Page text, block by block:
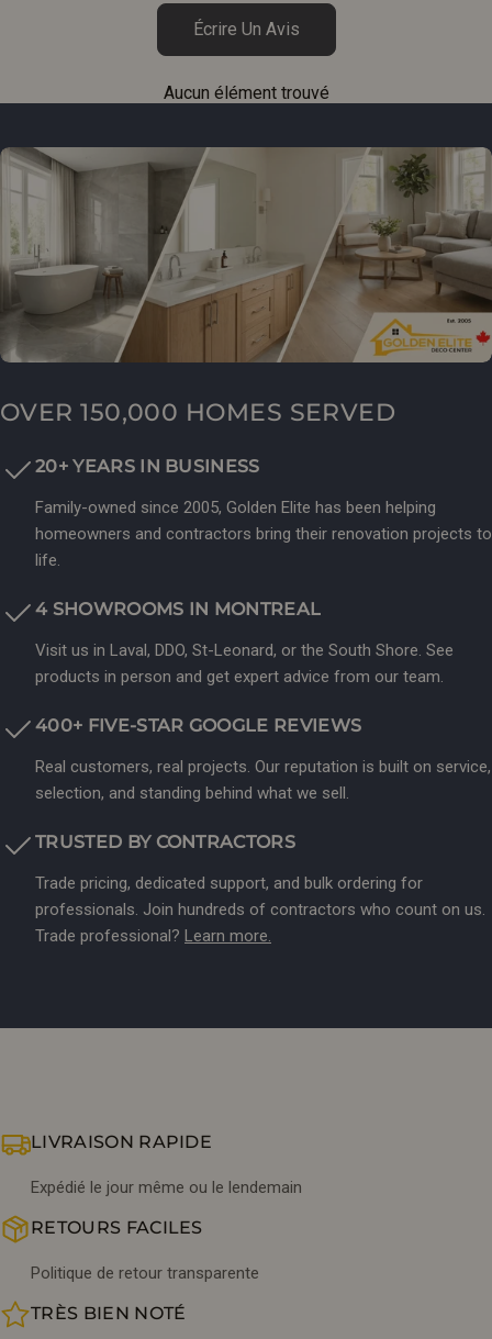
Écrire Un Avis
Aucun élément trouvé
OVER 150,000 HOMES SERVED
20+ YEARS IN BUSINESS
Family-owned since 2005, Golden Elite has been helping
homeowners and contractors bring their renovation projects to
life.
4 SHOWROOMS IN MONTREAL
Visit us in Laval, DDO, St-Leonard, or the South Shore. See
products in person and get expert advice from our team.
400+ FIVE-STAR GOOGLE REVIEWS
Real customers, real projects. Our reputation is built on service,
selection, and standing behind what we sell.
TRUSTED BY CONTRACTORS
Trade pricing, dedicated support, and bulk ordering for
professionals. Join hundreds of contractors who count on us.
Trade professional? Learn more.
LIVRAISON RAPIDE
Expédié le jour même ou le lendemain
RETOURS FACILES
Politique de retour transparente
TRÈS BIEN NOTÉ